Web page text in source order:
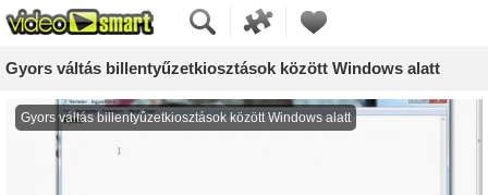
Gyors váltás billentyűzetkiosztások között Windows alatt